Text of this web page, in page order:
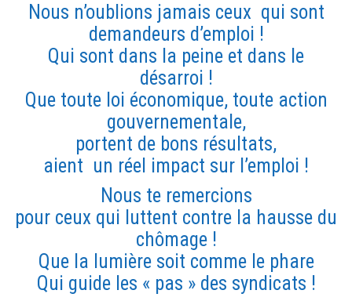
Nous n’oublions jamais ceux qui sont
demandeurs d’emploi !
Qui sont dans la peine et dans le
désarroi !
Que toute loi économique, toute action
gouvernementale,
portent de bons résultats,
aient un réel impact sur l’emploi !
Nous te remercions
pour ceux qui luttent contre la hausse du
chômage !
Que la lumière soit comme le phare
Qui guide les « pas » des syndicats !